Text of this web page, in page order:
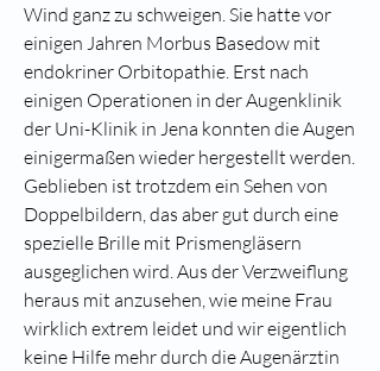
Wind ganz zu schweigen. Sie hatte vor
einigen Jahren Morbus Basedow mit
endokriner Orbitopathie. Erst nach
einigen Operationen in der Augenklinik
der Uni-Klinik in Jena konnten die Augen
einigermaßen wieder hergestellt werden.
Geblieben ist trotzdem ein Sehen von
Doppelbildern, das aber gut durch eine
spezielle Brille mit Prismengläsern
ausgeglichen wird. Aus der Verzweiflung
heraus mit anzusehen, wie meine Frau
wirklich extrem leidet und wir eigentlich
keine Hilfe mehr durch die Augenärztin